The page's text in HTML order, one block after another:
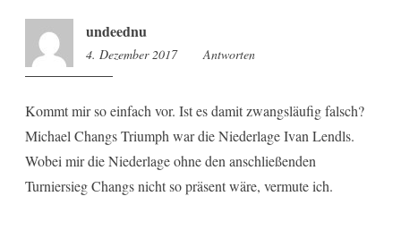
undeednu
4. Dezember 2017 15:25
Antworten
Kommt mir so einfach vor. Ist es damit zwangsläufig falsch?
Michael Changs Triumph war die Niederlage Ivan Lendls.
Wobei mir die Niederlage ohne den anschließenden
Turniersieg Changs nicht so präsent wäre, vermute ich.